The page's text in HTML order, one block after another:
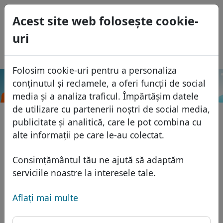
Acest site web foloseşte cookie-
uri
Folosim cookie-uri pentru a personaliza
conținutul și reclamele, a oferi funcții de social
media și a analiza traficul. Împărtășim datele
de utilizare cu partenerii noștri de social media,
publicitate și analitică, care le pot combina cu
alte informații pe care le-au colectat.
Consimțământul tău ne ajută să adaptăm
serviciile noastre la interesele tale.
Aflaţi mai multe
Domenii
Baza domeniilor
Domenii africane
Domenii asiatice
Domenii europene
Domeniile din Orientul Mijlociu
Lista de preţuri
Reduceri
Transfer
Caută
Protecţia ID
Gazduire DNS
FAQ
USD
EUR
GBP
Español
Français
Italiano
Português
Eesti
.case Caută